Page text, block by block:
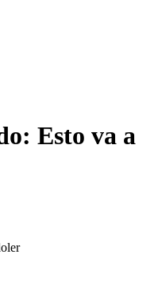
Esto va a